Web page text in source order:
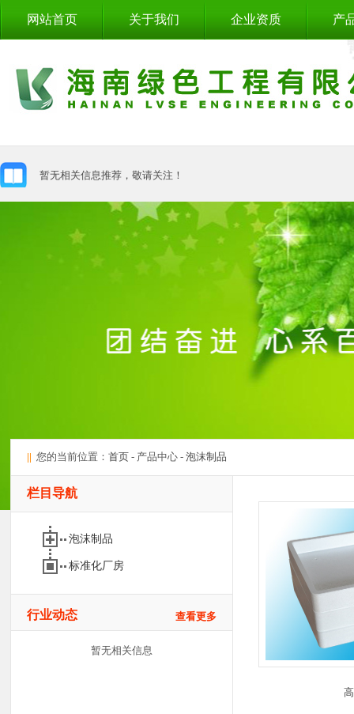
网站首页 关于我们 企业资质 产
暂无相关信息推荐，敬请关注！
暂无相关信息推荐，敬请关注！
|| 您的当前位置： 首页- 产品中心 - 泡沫制品
栏目导航
泡沫制品
标准化厂房
行业动态 查看更多
暂无相关信息